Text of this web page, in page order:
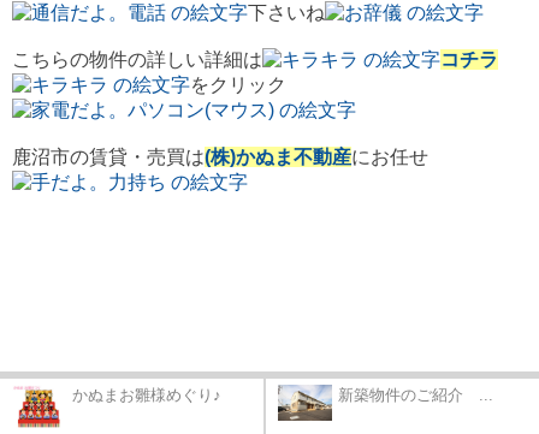
下さいね
こちらの物件の詳しい詳細は
コチラ
をクリック
鹿沼市の賃貸・売買は(株)かぬま不動産にお任せ
かぬまお雛様めぐり♪ 新築物件のご紹介 ...